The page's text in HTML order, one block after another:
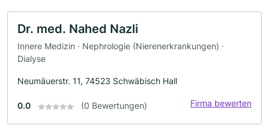
Dr. med. Nahed Nazli
Innere Medizin · Nephrologie (Nierenerkrankungen) ·
Dialyse
Neumäuerstr. 11, 74523 Schwäbisch Hall
0.0 (0 Bewertungen) Firma bewerten